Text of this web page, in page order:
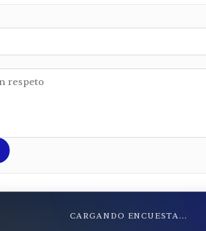
CARGANDO ENCUESTA...